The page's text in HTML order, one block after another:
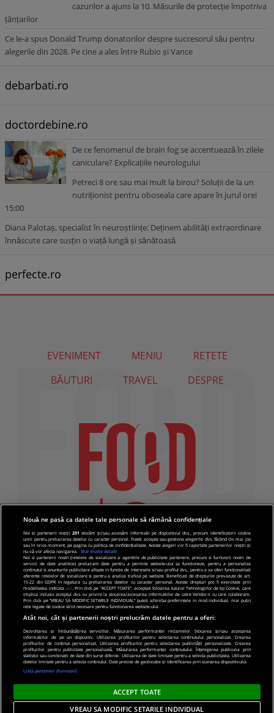
cazurilor a ajuns la 10. Măsurile de protecție împotriva
țânțarilor
Ce le-a spus Donald Trump donatorilor despre succesorul său pentru
alegerile din 2028. Pe cine a ales între Rubio și Vance
debarbati.ro
doctordebine.ro
De ce fenomenul de brain fog se accentuează în zilele
caniculare? Explicațiile neurologului
Petreci 8 ore sau mai mult la birou? Soluții de la un
nutriționist pentru oboseala care apare în jurul orei
15:00
Diana Palotaș, specialist în neuroștiințe: Deținem abilități extraordinare
înnăscute care susțin o viață lungă și sănătoasă
perfecte.ro
EVENIMENT MENIU
REȚETE
BĂUTURI
TRAVEL DESPRE
© 2019 PRO TV S.R.L |Politica de Cookie|Politica
de confidentialitate
Nouă ne pasă ca datele tale personale să rămână confidențiale
Noi și partenerii noștri201 stocăm și/sau accesăm informații pe dispozitivul dvs., precum identificatorii cookie
unici pentru prelucrarea datelor cu caracter personal. Puteți accepta sau gestiona alegerile dvs. făcând clic mai jos
sau în orice moment, pe pagina cu politica de confidențialitate. Aceste alegeri vor fi raportate partenerilor noștri și
nu vă vor afecta navigarea.
Mai multe detalii
Noi si partenerii nostri (retelele de socializare si agentiile de publicitate partenere, precum si furnizorii nostri de
servicii de date analitice) prelucram date pentru a permite website-ului sa functioneze, pentru a personaliza
continutul si anunturile publicitare afisate in functie de interesele si/sau profilul dvs., pentru a va oferi functionalitati
aferente retelelor de socializare si pentru a analiza traficul pe website. Beneficiati de drepturile prevazute de art.
15-22 din GDPR in legatura cu prelucrarea datelor cu caracter personal. Aceste drepturi pot fi exercitate prin
modalitatea indicata aici. Prin click pe “ACCEPT TOATE”, acceptati folosirea tuturor Tehnologiilor de tip Cookie, care
implica inclusiv acceptul dvs. cu privire la stocarea/accesarea informatiilor de catre Vendor-ii cu care colaboram.
Prin click pe “VREAU SA MODIFIC SETARILE INDIVIDUAL” puteti schimba preferintele in mod individual, mai putin
cele legate de cookie strict necesare pentru functionarea website-ului.
Atât noi, cât și partenerii noștri prelucrăm datele pentru a oferi:
Dezvoltarea și îmbunătățirea serviciilor. Măsurarea performanței reclamelor. Stocarea și/sau accesarea
informațiilor de pe un dispozitiv. Utilizarea profilurilor pentru selectarea conținutului personalizat. Crearea
profilurilor de conținut personalizat. Utilizarea profilurilor pentru selectarea publicității personalizate. Crearea
profilurilor pentru publicitate personalizată. Măsurarea performanței conținutului. Înțelegerea publicului prin
statistici sau combinații de date din surse diferite. Utilizarea de date limitate pentru a selecta publicitatea. Utilizarea
datelor limitate pentru a selecta conținutul. Date precise de geolocație și identificarea prin scanarea dispozitivului.
Listă parteneri (furnizori)
ACCEPT TOATE
VREAU SA MODIFIC SETARILE INDIVIDUAL